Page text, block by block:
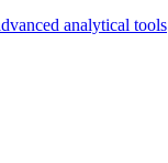
analytical tools